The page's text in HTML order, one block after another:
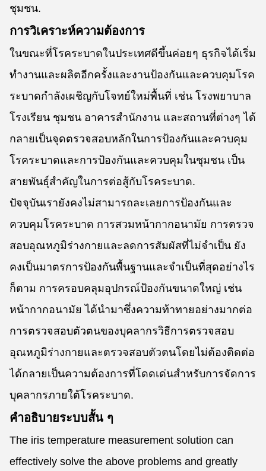
ชุมชน.
การวิเคราะห์ความต้องการ
ในขณะที่โรคระบาดในประเทศดีขึ้นค่อยๆ ธุรกิจได้เริ่ม
ทํางานและผลิตอีกครั้งและงานป้องกันและควบคุมโรค
ระบาดกําลังเผชิญกับโจทย์ใหม่พื้นที่ เช่น โรงพยาบาล
โรงเรียน ชุมชน อาคารสํานักงาน และสถานที่ต่างๆ ได้
กลายเป็นจุดตรวจสอบหลักในการป้องกันและควบคุม
โรคระบาดและการป้องกันและควบคุมในชุมชน เป็น
สายพันธุ์สําคัญในการต่อสู้กับโรคระบาด.
ปัจจุบันเรายังคงไม่สามารถละเลยการป้องกันและ
ควบคุมโรคระบาด การสวมหน้ากากอนามัย การตรวจ
สอบอุณหภูมิร่างกายและลดการสัมผัสที่ไม่จําเป็น ยัง
คงเป็นมาตรการป้องกันพื้นฐานและจําเป็นที่สุดอย่างไร
ก็ตาม การครอบคลุมอุปกรณ์ป้องกันขนาดใหญ่ เช่น
หน้ากากอนามัย ได้นํามาซึ่งความท้าทายอย่างมากต่อ
การตรวจสอบตัวตนของบุคลากรวิธีการตรวจสอบ
อุณหภูมิร่างกายและตรวจสอบตัวตนโดยไม่ต้องติดต่อ
ได้กลายเป็นความต้องการที่โดดเด่นสําหรับการจัดการ
บุคลากรภายใต้โรคระบาด.
คําอธิบายระบบสั้น ๆ
The iris temperature measurement solution can
effectively solve the above problems and greatly